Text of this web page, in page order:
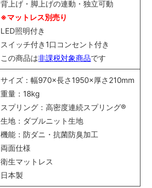
背上げ・脚上げの連動・独立可動
※マットレス別売り
LED照明付き
スイッチ付き1口コンセント付き
この商品は非課税対象商品です
サイズ：幅970×長さ1950×厚さ210mm
重量：18kg
スプリング：高密度連続スプリング®
生地：ダブルニット生地
機能：防ダニ・抗菌防臭加工
両面仕様
衛生マットレス
日本製